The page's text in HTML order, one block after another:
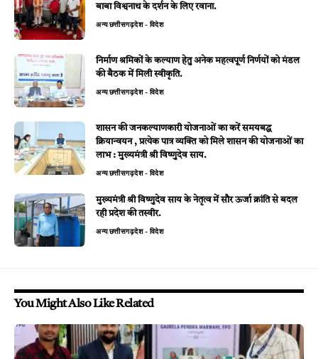
बाबा विश्वनाथ के दर्शन के लिए रवाना.
अन्यछत्तीसगढ़देश - विदेश
निर्माण श्रमिकों के कल्याण हेतु अनेक महत्वपूर्ण निर्णयों को मंडल
की बैठक में मिली स्वीकृति.
अन्यछत्तीसगढ़देश - विदेश
शासन की जनकल्याणकारी योजनाओं का करें समयबद्ध
क्रियान्वयन , प्रत्येक पात्र व्यक्ति को मिले शासन की योजनाओं का
लाभ : मुख्यमंत्री श्री विष्णुदेव साय.
अन्यछत्तीसगढ़देश - विदेश
मुख्यमंत्री श्री विष्णुदेव साय के नेतृत्व में सौर ऊर्जा क्रांति से बदल
रही प्रदेश की तस्वीर.
अन्यछत्तीसगढ़देश - विदेश
You Might Also Like Related